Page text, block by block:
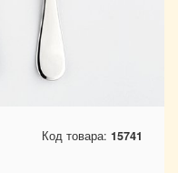
Код товара: 15741